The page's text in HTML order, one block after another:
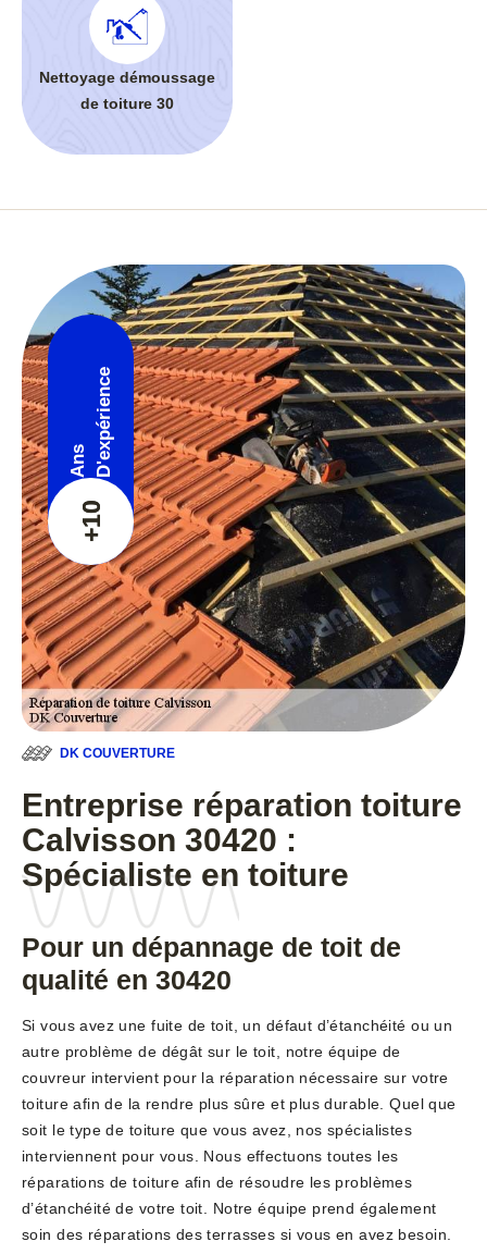
Nettoyage démoussage
de toiture 30
+10
Ans D'expérience
DK COUVERTURE
Entreprise réparation toiture
Calvisson 30420 :
Spécialiste en toiture
Pour un dépannage de toit de
qualité en 30420
Si vous avez une fuite de toit, un défaut d’étanchéité ou un
autre problème de dégât sur le toit, notre équipe de
couvreur intervient pour la réparation nécessaire sur votre
toiture afin de la rendre plus sûre et plus durable. Quel que
soit le type de toiture que vous avez, nos spécialistes
interviennent pour vous. Nous effectuons toutes les
réparations de toiture afin de résoudre les problèmes
d’étanchéité de votre toit. Notre équipe prend également
soin des réparations des terrasses si vous en avez besoin.